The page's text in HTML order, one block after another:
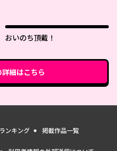
おいのち頂戴！
詳細はこちら
ランキング 掲載作品一覧